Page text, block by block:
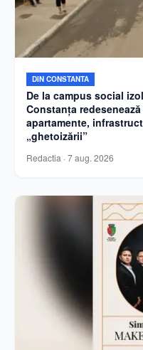
DIN CONSTANTA
De la campus social
Constanța
apartamente,
„ghetoizării”
Redactia · 7 aug. 2026